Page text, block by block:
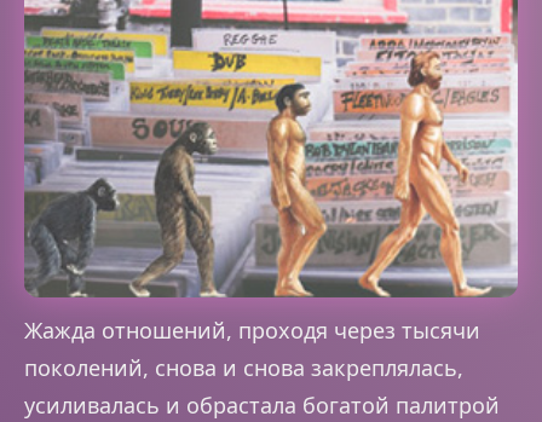
Жажда отношений, проходя через тысячи
поколений, снова и снова закреплялась,
усиливалась и обрастала богатой палитрой